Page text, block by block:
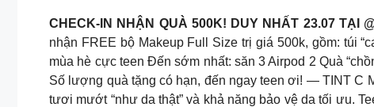
CHECK-IN NHẬN QUÀ 500K! DUY NHẤT 23.07 TẠI
nhận FREE bộ Makeup Full Size trị giá 500k, gồm: túi
mùa hè cực teen Đến sớm nhất: săn 3 Airpod 2 Quà
Số lượng quà tặng có hạn, đến ngay teen ơi! — TINT C
tươi mướt “như da thật” và khả năng bảo vệ da tối ưu.